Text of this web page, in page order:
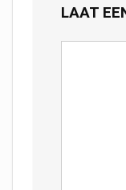
LAAT